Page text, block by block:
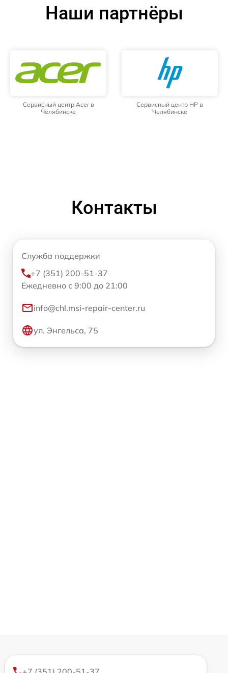
Наши партнёры
Сервисный центр Acer в
Челябинске
Сервисный центр HP в
Челябинске
Контакты
Служба поддержки
+7 (351) 200-51-37
Ежедневно с 9:00 до 21:00
info@chl.msi-repair-center.ru
ул. Энгельса, 75